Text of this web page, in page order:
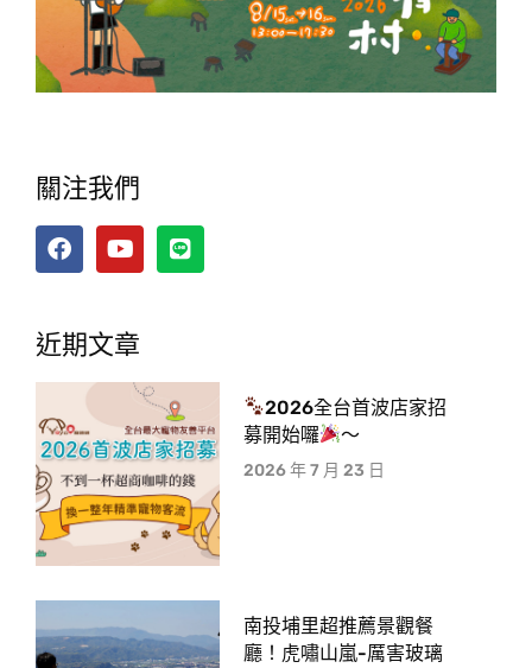
關注我們
近期文章
2026全台首波店家招
募開始囉
～
2026 年 7 月 23 日
南投埔里超推薦景觀餐
廳！虎嘯山嵐-厲害玻璃